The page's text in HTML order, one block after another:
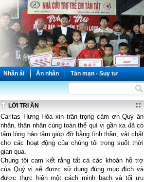
Nhân ái Ân nhân Tản mạn - Suy tư
LỜI TRI ÂN
Caritas Hưng Hóa xin trân trọng cảm ơn Quý ân
nhân, thân nhân cùng toàn thể quí vị gần xa đã có
tấm lòng hảo tâm giúp đỡ bằng tình thần, vật chất
cho các hoạt động của chúng tôi trong suốt thời
gian qua.
Chúng tôi cam kết rằng tất cả các khoản hỗ trợ
của Quý vị sẽ được sử dụng đúng mục đích và
được thực hiện một cách minh bạch và tối ưu